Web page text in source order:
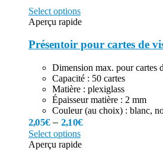
Select options
Aperçu rapide
Présentoir pour cartes de
Dimension max. pour
Capacité : 50 cartes
Matière : plexiglass
Épaisseur matière : 2 mm
Couleur (au choix) : blanc,
2,05€–2,10€
Select options
Aperçu rapide